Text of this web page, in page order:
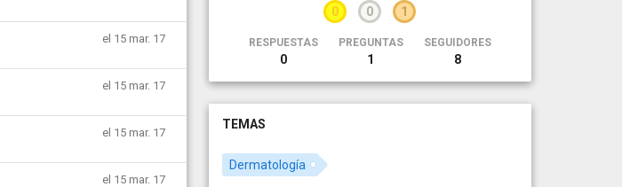
el 15 mar. 17
el 15 mar. 17
el 15 mar. 17
el 15 mar. 17
0 0 1
RESPUESTAS
0
PREGUNTAS
1
SEGUIDORES
8
TEMAS
Dermatología